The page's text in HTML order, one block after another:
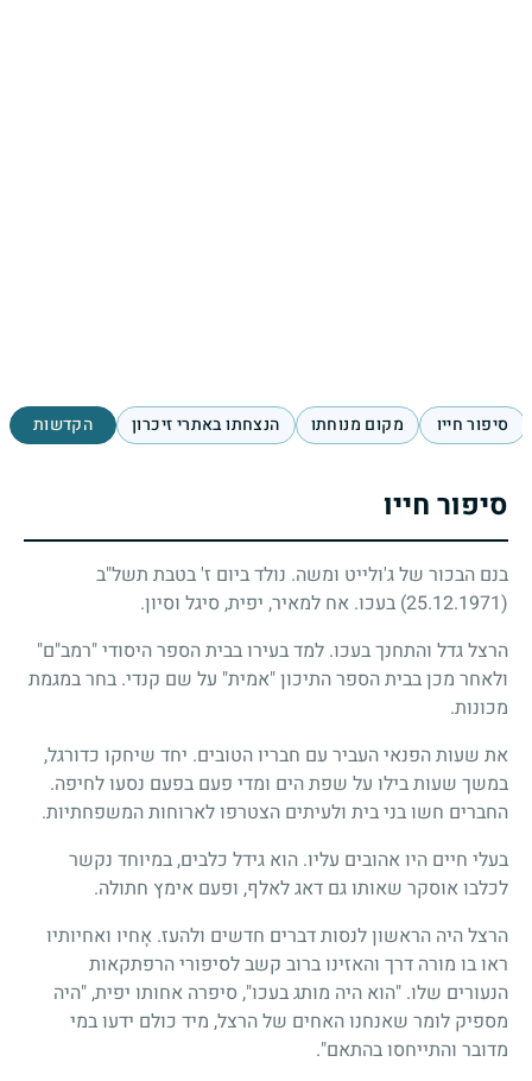
סיפור חייו מקום מנוחתו הנצחתו באתרי זיכרון הקדשות
סיפור חייו
בנם הבכור של ג'ולייט ומשה. נולד ביום ז' בטבת תשל"ב
(25.12.1971)
בעכו. אח למאיר, יפית, סיגל וסיון.
הרצל גדל והתחנך בעכו. למד בעירו בבית הספר היסודי "רמב"ם"
ולאחר מכן בבית הספר התיכון "אמית" על שם קנדי. בחר במגמת
מכונות.
את שעות הפנאי העביר עם חבריו הטובים. יחד שיחקו כדורגל,
במשך שעות בילו על שפת הים ומדי פעם בפעם נסעו לחיפה.
החברים חשו בני בית ולעיתים הצטרפו לארוחות המשפחתיות.
בעלי חיים היו אהובים עליו. הוא גידל כלבים, במיוחד נקשר
לכלבו אוסקר שאותו גם דאג לאלף, ופעם אימץ חתולה.
הרצל היה הראשון לנסות דברים חדשים ולהעז. אָחיו ואחיותיו
ראו בו מורה דרך והאזינו ברוב קשב לסיפורי הרפתקאות
הנעורים שלו. "הוא היה מותג בעכו", סיפרה אחותו יפית, "היה
מספיק לומר שאנחנו האחים של הרצל, מיד כולם ידעו במי
מדובר והתייחסו בהתאם".